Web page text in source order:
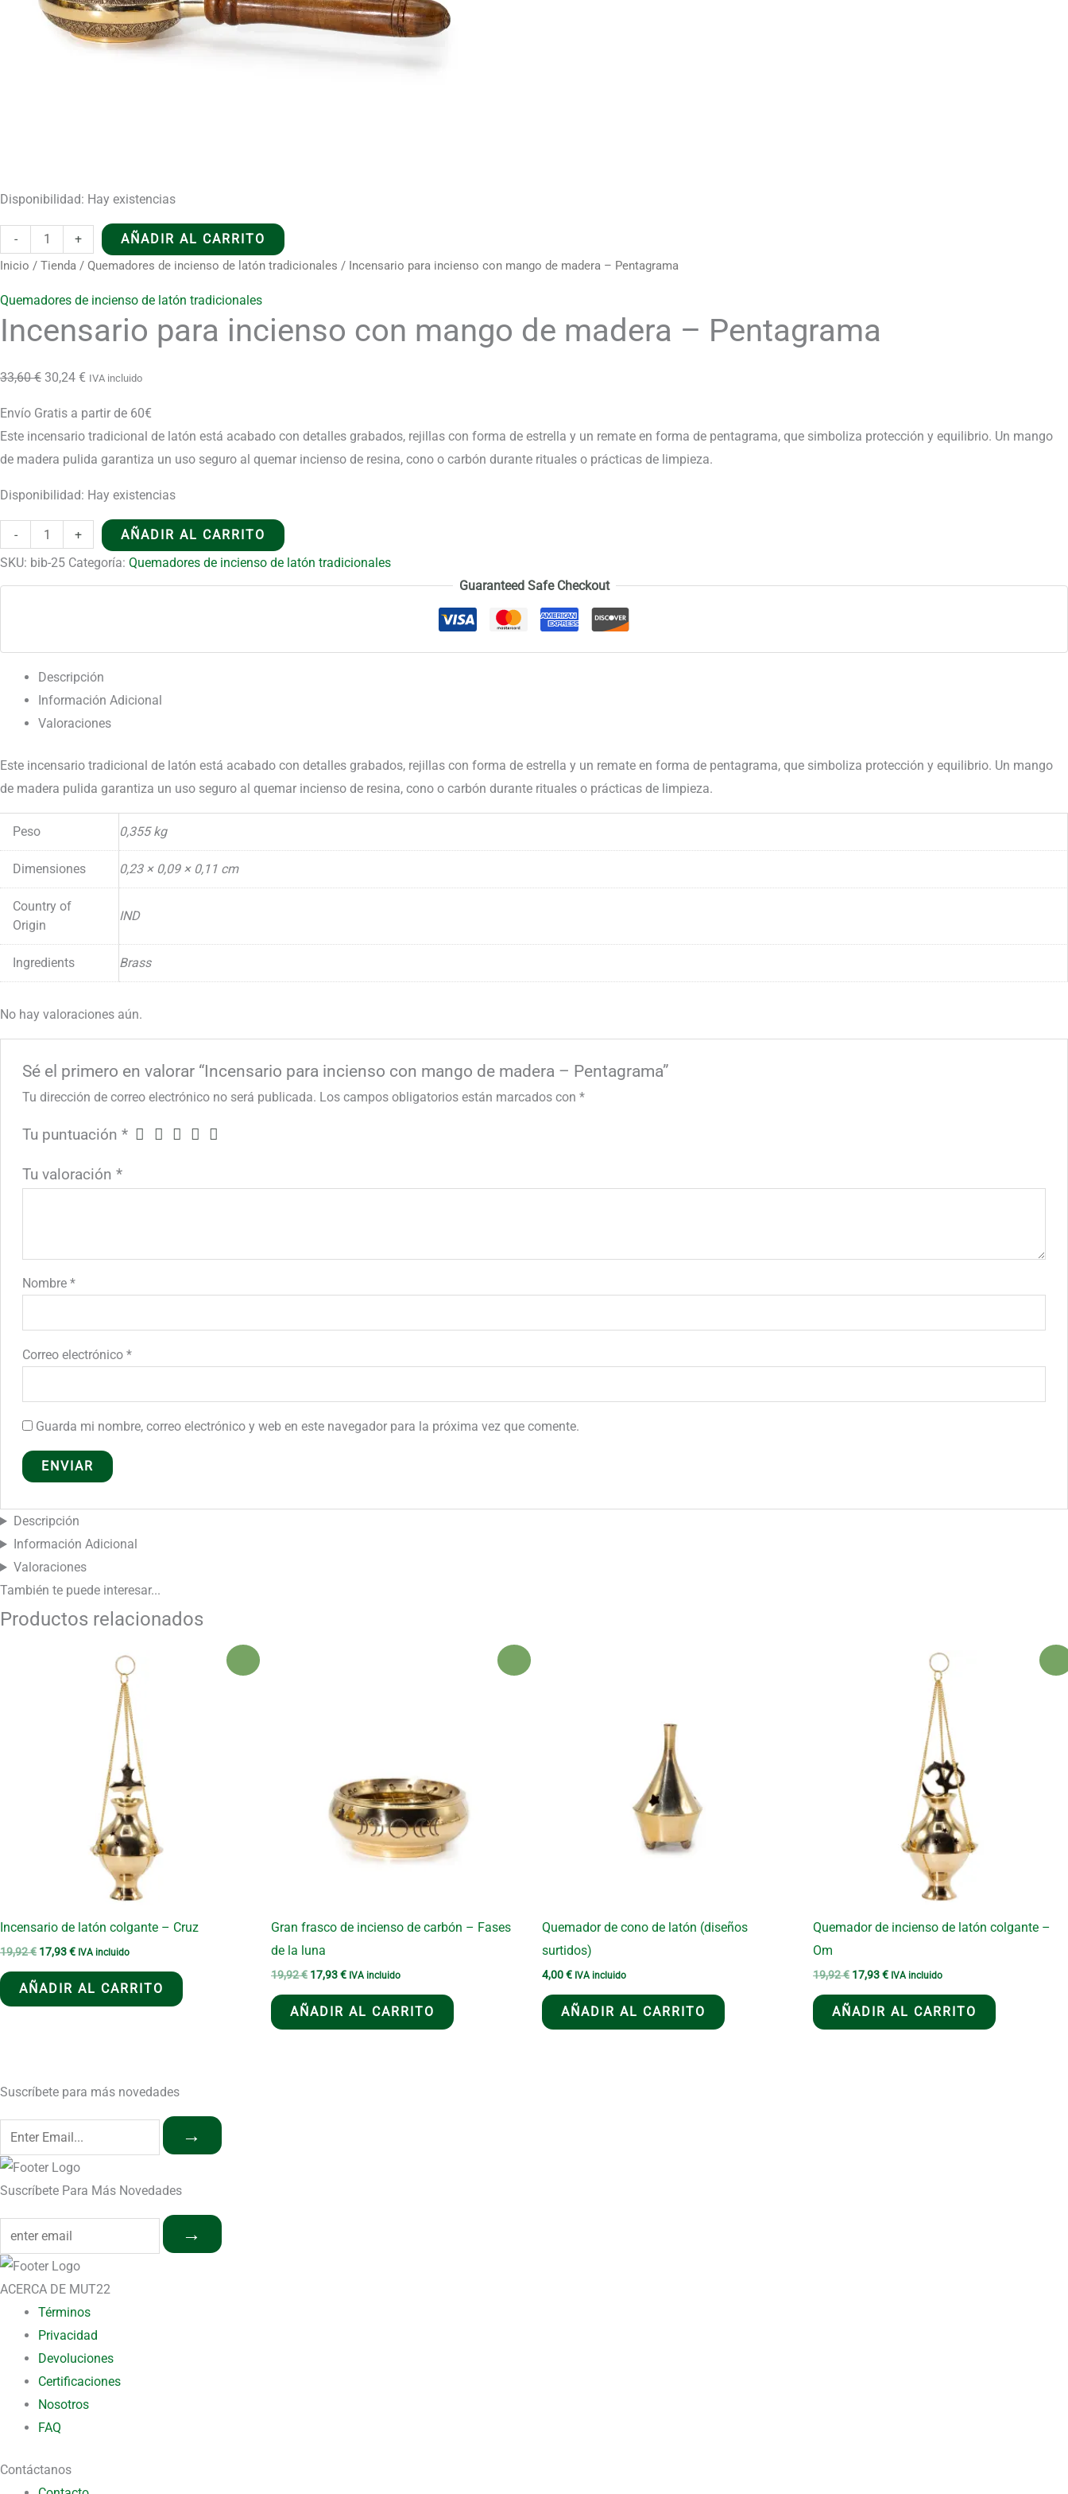
Disponibilidad: Hay existencias
-
Incensario
para
con
mango
madera
Pentagrama
cantidad
+ AÑADIR AL CARRITO
Inicio / Tienda / Quemadores de incienso de latón tradicionales / Incensario para incienso con mango de madera – Pentagrama
Quemadores de incienso de latón tradicionales
Incensario para incienso con mango de madera – Pentagrama
33,60€ El
original
era:
33,60 €.
30,24 € El
actual
es:
30,24 €.
IVA incluido
Envío Gratis a partir de 60€
Este incensario tradicional de latón está acabado con detalles grabados, rejillas con forma de estrella y un remate en forma de pentagrama, que simboliza protección y equilibrio. Un mango
de madera pulida garantiza un uso seguro al quemar incienso de resina, cono o carbón durante rituales o prácticas de limpieza.
Disponibilidad: Hay existencias
-
Incensario
para
madera
Pentagrama
+
AÑADIR AL CARRITO
SKU: bib-25 Categoría: Quemadores de incienso de latón tradicionales
Guaranteed Safe Checkout
Descripción
Información Adicional
Valoraciones
Este incensario tradicional de latón está acabado con detalles grabados, rejillas con forma de estrella y un remate en forma de pentagrama, que simboliza protección y equilibrio. Un mango
de madera pulida garantiza un uso seguro al quemar incienso de resina, cono o carbón durante rituales o prácticas de limpieza.
Peso 0,355 kg
Dimensiones 0,23 × 0,09 × 0,11 cm
Country of
Origin
IND
Ingredients Brass
No hay valoraciones aún.
Sé el primero en valorar “Incensario para incienso con mango de madera – Pentagrama”
Tu dirección de correo electrónico no será publicada. Los campos obligatorios están marcados con *
Tu puntuación *
Tu valoración *
Nombre *
Correo electrónico *
Guarda mi nombre, correo electrónico y web en este navegador para la próxima vez que comente.
Descripción
Información Adicional
Valoraciones
También te puede interesar...
Productos relacionados
¡Oferta!
Incensario de latón colgante – Cruz
19,92€ El
original
era:
19,92 €.
17,93€El
actual
es:
17,93 €.
IVA incluido
AÑADIR AL CARRITO
¡Oferta!
Gran frasco de incienso de carbón – Fases
de la luna
19,92€ El
original
era:
19,92 €.
17,93€El
actual
es:
17,93 €.
IVA incluido
AÑADIR AL CARRITO
Quemador de cono de latón (diseños
surtidos)
4,00€ IVA incluido
AÑADIR AL CARRITO
Quemador de incienso de latón colgante –
Om
19,92€ El
original
era:
19,92 €.
17,93€El
actual
es:
17,93 €.
IVA incluido
AÑADIR AL CARRITO
Suscríbete para más novedades
→
Suscríbete Para Más Novedades
→
ACERCA DE MUT22
Términos
Privacidad
Devoluciones
Certificaciones
Nosotros
FAQ
Contáctanos